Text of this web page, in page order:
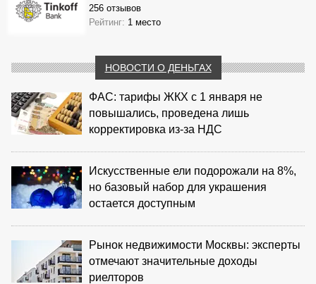
256 отзывов
Рейтинг: 1 место
НОВОСТИ О ДЕНЬГАХ
ФАС: тарифы ЖКХ с 1 января не
повышались, проведена лишь
корректировка из‑за НДС
Искусственные ели подорожали на 8%,
но базовый набор для украшения
остается доступным
Рынок недвижимости Москвы: эксперты
отмечают значительные доходы
риелторов